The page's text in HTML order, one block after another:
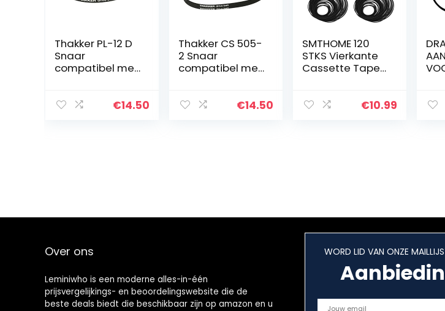
Thakker PL-12 D
Snaar
compatibel met
Platenspeler
€14.50
Thakker CS 505-
2 Snaar
compatibel met
Platenspeler
€14.50
SMTHOME 120
STKS Vierkante
Cassette Tape
Gemeenschapp
€10.99
B1
Over ons
Leminiwho is een moderne alles-in-één
prijsvergelijkings- en beoordelingswebsite die de
beste deals biedt die beschikbaar zijn op amazon en u
WORD LID VAN ONZE